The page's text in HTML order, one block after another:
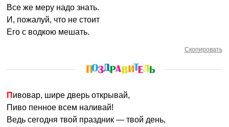
Все же меру надо знать.
И, пожалуй, что не стоит
Его с водкою мешать.
Скопировать
Пивовар, шире дверь открывай,
Пиво пенное всем наливай!
Ведь сегодня твой праздник — твой день,